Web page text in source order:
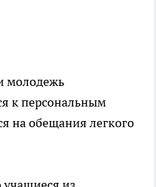
молодежь
к персональным
на обещания легкого